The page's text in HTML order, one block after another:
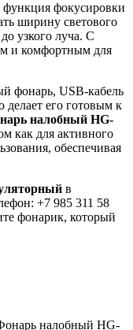
функция фокусировки
ширину светового
узкого луча. С
и комфортным для
фонарь, USB-кабель
делает его готовым к
налобный HG-
как для активного
обеспечивая
в
+7 985 311 58
фонарик, который
налобный HG-